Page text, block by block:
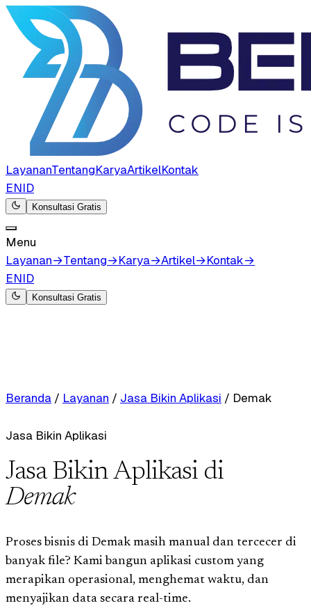
LayananTentangKaryaArtikelKontak
ENID
Konsultasi Gratis
Menu
Layanan→Tentang→Karya→Artikel→Kontak→
ENID
Konsultasi Gratis
Beranda / Layanan / Jasa Bikin Aplikasi / Demak
Jasa Bikin Aplikasi
Jasa Bikin Aplikasi di
Demak
Proses bisnis di Demak masih manual dan tercecer di
banyak file? Kami bangun aplikasi custom yang
merapikan operasional, menghemat waktu, dan
menyajikan data secara real-time.